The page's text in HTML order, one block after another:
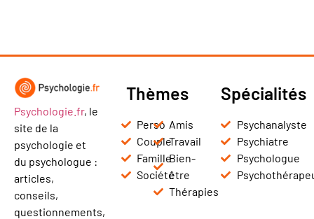
Psychologie.fr, le
site de la
psychologie et
du psychologue :
articles,
conseils,
questionnements,
Thèmes
Perso
Couple
Famille
Société
Amis
Travail
Bien-
être
Thérapies
Spécialités
Psychanalyste
Psychiatre
Psychologue